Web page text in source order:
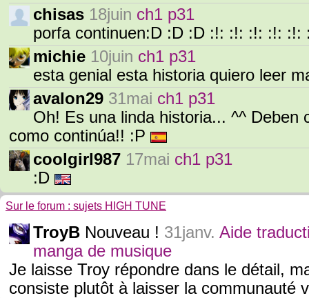
chisas 18juin ch1 p31
porfa continuen:D :D :D :!: :!: :!: :!:
michie 10juin ch1 p31
esta genial esta historia quiero leer
avalon29 31mai ch1 p31
Oh! Es una linda historia... ^^ Deben
como continúa!! :P
coolgirl987 17mai ch1 p31
:D
Sur le forum : sujets HIGH TUNE
TroyB Nouveau ! 31janv. Aide
manga de musique
Je laisse Troy répondre dans le détail,
consiste plutôt à laisser la communauté